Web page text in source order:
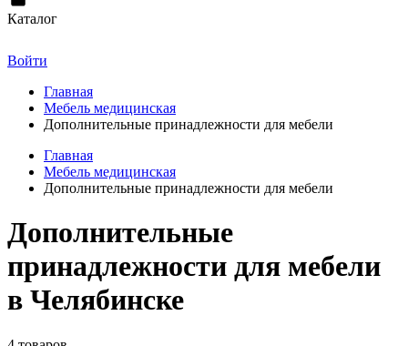
Каталог
Войти
Главная
Мебель медицинская
Дополнительные принадлежности для мебели
Главная
Мебель медицинская
Дополнительные принадлежности для мебели
Дополнительные
принадлежности для мебели
в Челябинске